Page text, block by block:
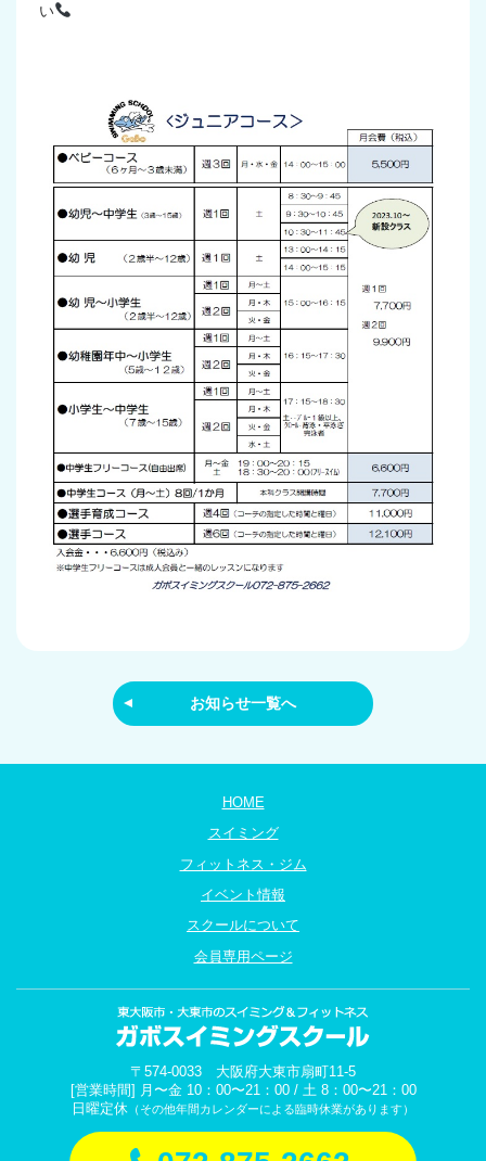
い
お知らせ一覧へ
HOME
スイミング
フィットネス・ジム
イベント情報
スクールについて
会員専用ページ
〒574-0033 大阪府大東市扇町11-5
[営業時間] 月〜金 10：00〜21：00 / 土 8：00〜21：00
日曜定休 （その他年間カレンダーによる臨時休業があります）